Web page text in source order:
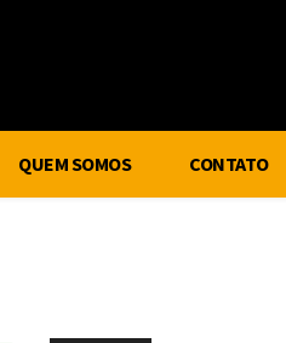
QUEM SOMOS CONTATO